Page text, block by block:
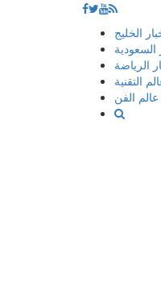
إذهب
المحتوى
الخليج
السعودية
الرياضة
التقنية
عالم الفن